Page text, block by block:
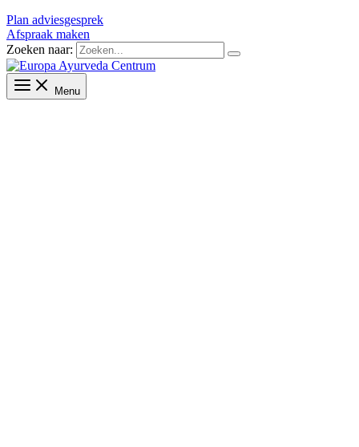
Plan adviesgesprek
Afspraak maken
Zoeken naar:
Menu